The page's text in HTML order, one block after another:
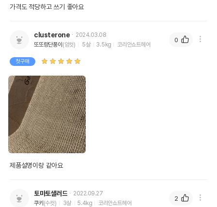
가격도 적당하고 쓰기 좋아요
clusterone
2024.03.08
또또랑단풍이 (암컷) 5살 3.5kg 코리안쇼트헤어
첫구매
제품설명이랑 같아요
0
토마토샐러드
2022.09.27
쿠키 (수컷) 3살 5.4kg 코리안쇼트헤어
2